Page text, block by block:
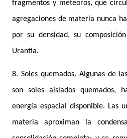
fragmentos y meteoros, que
agregaciones de materia nunca
por su densidad, su
Urantia.
8. Soles quemados. Algunas de
son soles aislados quemados,
energía espacial disponible. Las
materia aproximan la